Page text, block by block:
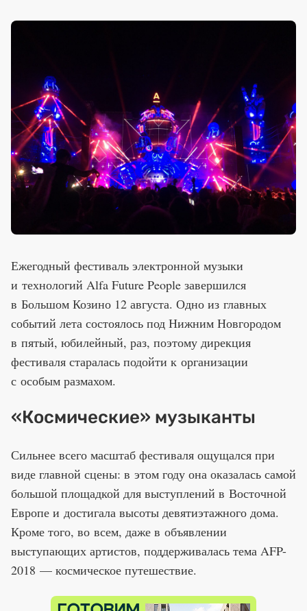
Ежегодный фестиваль электронной музыки
и технологий Alfa Future People завершился
в Большом Козино 12 августа. Одно из главных
событий лета состоялось под Нижним Новгородом
в пятый, юбилейный, раз, поэтому дирекция
фестиваля старалась подойти к организации
с особым размахом.
«Космические» музыканты
Сильнее всего масштаб фестиваля ощущался при
виде главной сцены: в этом году она оказалась самой
большой площадкой для выступлений в Восточной
Европе и достигала высоты девятиэтажного дома.
Кроме того, во всем, даже в объявлении
выступающих артистов, поддерживалась тема AFP-
2018 — космическое путешествие.